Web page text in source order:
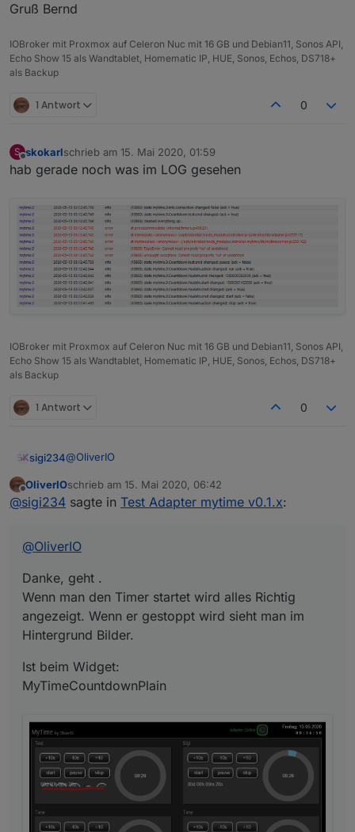
Gruß Bernd
IOBroker mit Proxmox auf Celeron Nuc mit 16 GB und Debian11, Sonos API,
Echo Show 15 als Wandtablet, Homematic IP, HUE, Sonos, Echos, DS718+
als Backup
1 Antwort 0
S
Offline
skokarlschrieb am 15. Mai 2020, 01:59
zuletzt editiert von
hab gerade noch was im LOG gesehen
IOBroker mit Proxmox auf Celeron Nuc mit 16 GB und Debian11, Sonos API,
Echo Show 15 als Wandtablet, Homematic IP, HUE, Sonos, Echos, DS718+
als Backup
1 Antwort 0
sigi234@OliverIO
Danke, geht .
Wenn man den Timer startet wird alles Richtig
Offline
OliverIOschrieb am 15. Mai 2020, 06:42
zuletzt editiert von
@sigi234 sagte in Test Adapter mytime v0.1.x:
@OliverIO
Danke, geht .
Wenn man den Timer startet wird alles Richtig
angezeigt. Wenn er gestoppt wird sieht man im
Hintergrund Bilder.
Ist beim Widget:
MyTimeCountdownPlain